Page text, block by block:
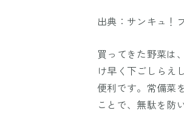
出典：サンキュ！
買ってきた野菜は
け早く下ごしらえ
便利です。常備菜
ことで、無駄を防